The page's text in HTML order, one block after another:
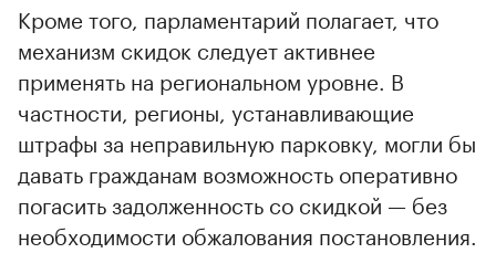
Кроме того, парламентарий полагает, что
механизм скидок следует активнее
применять на региональном уровне. В
частности, регионы, устанавливающие
штрафы за неправильную парковку, могли бы
давать гражданам возможность оперативно
погасить задолженность со скидкой — без
необходимости обжалования постановления.